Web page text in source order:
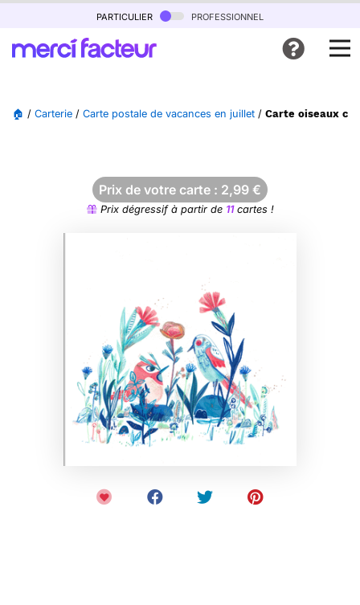
particulier professionnel
🏠 / Carterie / Carte postale de vacances en juillet / Carte oiseaux
Prix de votre carte : 2,99 €
Prix dégressif à partir de 11cartes !